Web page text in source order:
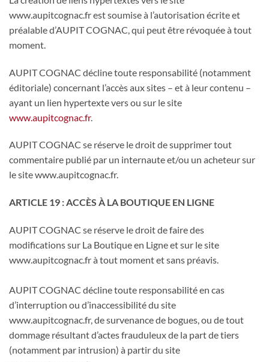
www.aupitcognac.fr est soumise à l’autorisation écrite et
préalable d’AUPIT COGNAC, qui peut être révoquée à tout
moment.
AUPIT COGNAC décline toute responsabilité (notamment
éditoriale) concernant l’accès aux sites – et à leur contenu –
ayant un lien hypertexte vers ou sur le site
www.aupitcognac.fr.
AUPIT COGNAC se réserve le droit de supprimer tout
commentaire publié par un internaute et/ou un acheteur sur
le site www.aupitcognac.fr.
ARTICLE 19 : ACCÈS À LA BOUTIQUE EN LIGNE
AUPIT COGNAC se réserve le droit de faire des
modifications sur La Boutique en Ligne et sur le site
www.aupitcognac.fr à tout moment et sans préavis.
AUPIT COGNAC décline toute responsabilité en cas
d’interruption ou d’inaccessibilité du site
www.aupitcognac.fr, de survenance de bogues, ou de tout
dommage résultant d’actes frauduleux de la part de tiers
(notamment par intrusion) à partir du site